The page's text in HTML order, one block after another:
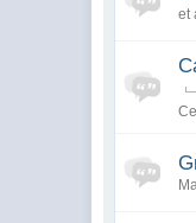
et